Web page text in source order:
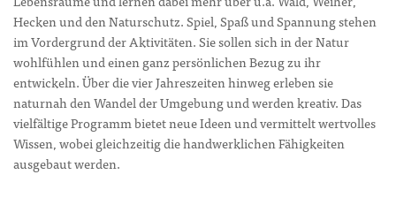
Hecken und den Naturschutz. Spiel, Spaß und Spannung stehen
im Vordergrund der Aktivitäten. Sie sollen sich in der Natur
wohlfühlen und einen ganz persönlichen Bezug zu ihr
entwickeln. Über die vier Jahreszeiten hinweg erleben sie
naturnah den Wandel der Umgebung und werden kreativ. Das
vielfältige Programm bietet neue Ideen und vermittelt wertvolles
Wissen, wobei gleichzeitig die handwerklichen Fähigkeiten
ausgebaut werden.